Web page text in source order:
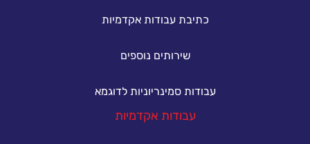
כתיבת עבודות אקדמיות
שירותים נוספים
עבודות סמינריוניות לדוגמא
עבודות אקדמיות